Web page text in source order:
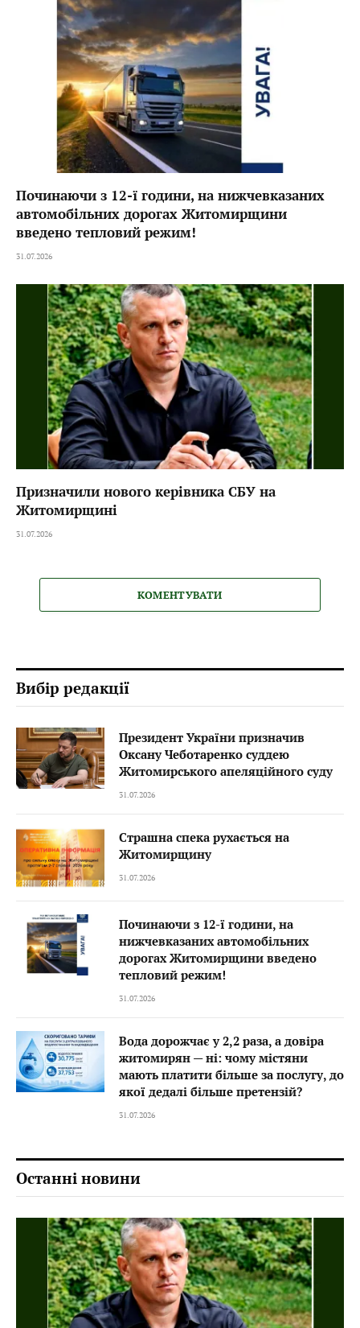
Починаючи з 12-ї години, на нижчевказаних
автомобільних дорогах Житомирщини
введено тепловий режим!
31.07.2026
Призначили нового керівника СБУ на
Житомирщині
31.07.2026
КОМЕНТУВАТИ
Вибір редакції
Президент України призначив
Оксану Чеботаренко суддею
Житомирського апеляційного суду
31.07.2026
Страшна спека рухається на
Житомирщину
31.07.2026
Починаючи з 12-ї години, на
нижчевказаних автомобільних
дорогах Житомирщини введено
тепловий режим!
31.07.2026
Вода дорожчає у 2,2 раза, а довіра
житомирян — ні: чому містяни
мають платити більше за послугу, до
якої дедалі більше претензій?
31.07.2026
Останні новини